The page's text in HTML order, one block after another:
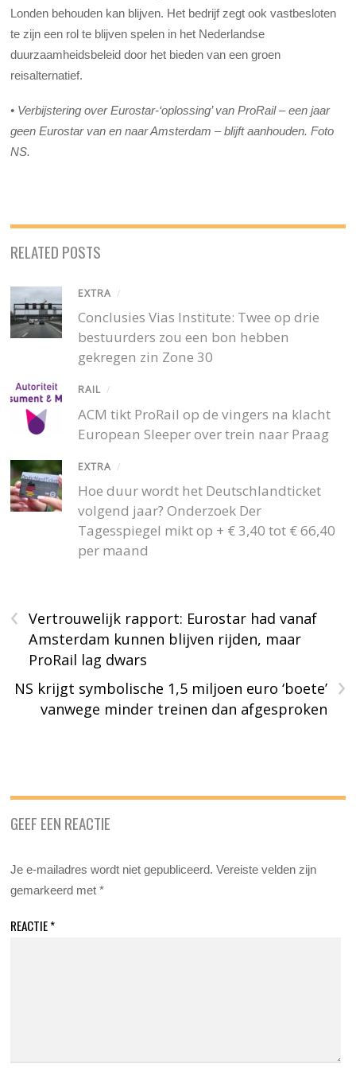
Londen behouden kan blijven. Het bedrijf zegt ook vastbesloten
te zijn een rol te blijven spelen in het Nederlandse
duurzaamheidsbeleid door het bieden van een groen
reisalternatief.
• Verbijstering over Eurostar-‘oplossing’ van ProRail – een jaar
geen Eurostar van en naar Amsterdam – blijft aanhouden. Foto
NS.
RELATED POSTS
EXTRA /
Conclusies Vias Institute: Twee op drie
bestuurders zou een bon hebben
gekregen zin Zone 30
RAIL /
ACM tikt ProRail op de vingers na klacht
European Sleeper over trein naar Praag
EXTRA /
Hoe duur wordt het Deutschlandticket
volgend jaar? Onderzoek Der
Tagesspiegel mikt op + € 3,40 tot € 66,40
per maand
‹
Vertrouwelijk rapport: Eurostar had vanaf
Amsterdam kunnen blijven rijden, maar
ProRail lag dwars
›
NS krijgt symbolische 1,5 miljoen euro ‘boete’
vanwege minder treinen dan afgesproken
GEEF EEN REACTIE
Je e-mailadres wordt niet gepubliceerd. Vereiste velden zijn
gemarkeerd met*
REACTIE*